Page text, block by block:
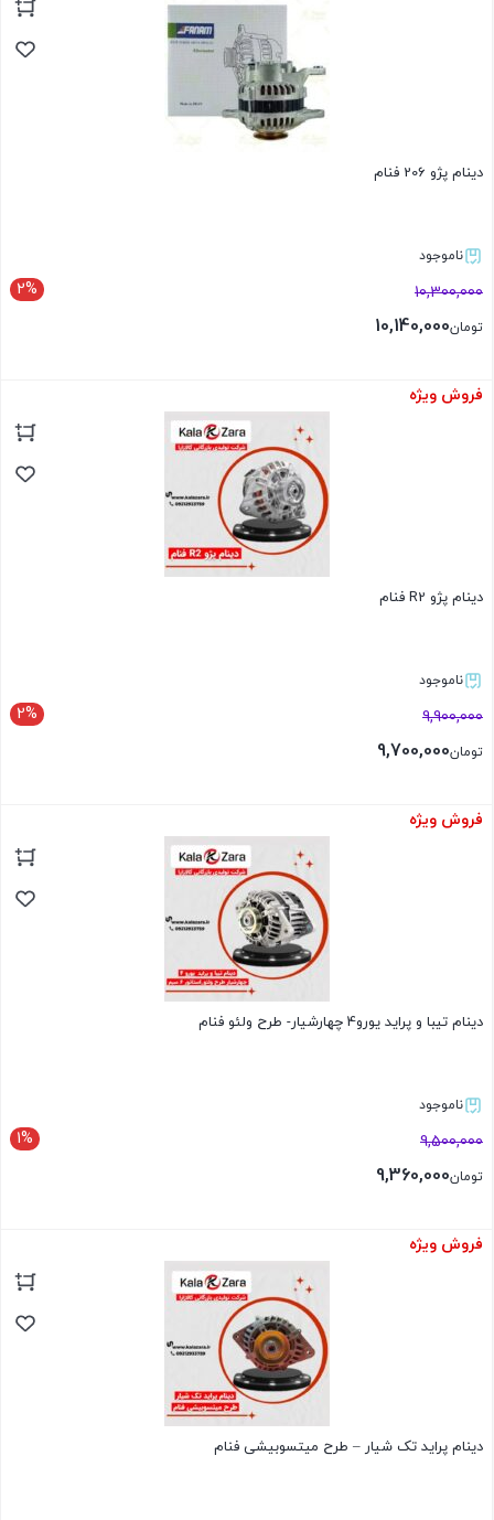
دینام پژو 206 فنام
ناموجود
2% 10,300,000
تومان10,140,000
بستن
فروش ویژه
دینام پژو R2 فنام
ناموجود
2% 9,900,000
تومان9,700,000
بستن
فروش ویژه
دینام تیبا و پراید یورو4 چهارشیار- طرح ولئو فنام
ناموجود
1% 9,500,000
تومان9,360,000
بستن
فروش ویژه
دینام پراید تک شیار – طرح میتسوبیشی فنام